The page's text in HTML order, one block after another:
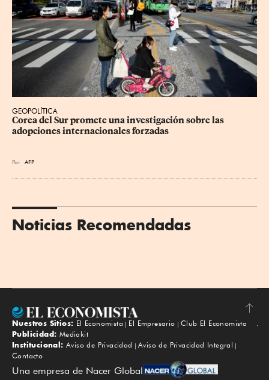
GEOPOLÍTICA
Corea del Sur promete una investigación sobre las
adopciones internacionales forzadas
Por AFP
Noticias Recomendadas
Subir
Nuestros Sitios: El Economista El Empresario
Club El Economista
Publicidad: Mediakit
Institucional: Aviso de Privacidad
Aviso de Privacidad Integral
Contacto
Una empresa de Nacer Global